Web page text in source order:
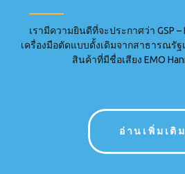
เรามีความยินดีที่จะประกาศว่า GSP –
เครื่องมือตัดแบบดั้งเดิมจากสาธารณรัฐ
สินค้าที่มีชื่อเสียง EMO
อ่านเพิ่มเติม